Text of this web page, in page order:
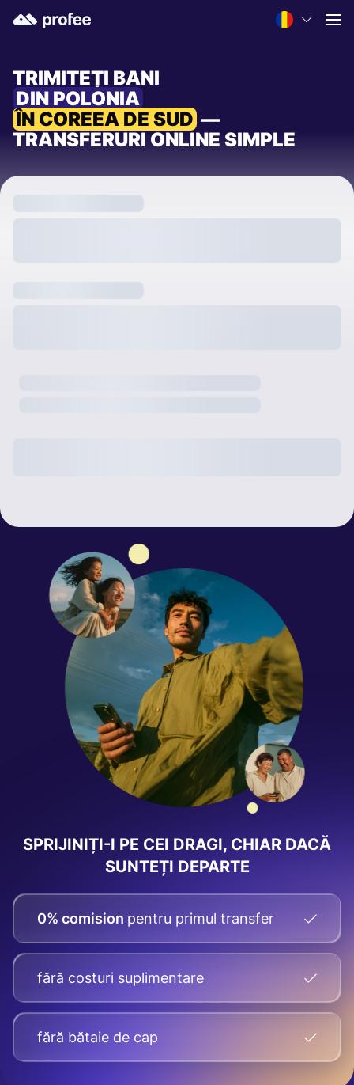
TRIMITEȚI BANI
DIN POLONIA
ÎN COREEA DE SUD —
TRANSFERURI ONLINE SIMPLE
SPRIJINIȚI-I PE CEI DRAGI, CHIAR DACĂ
SUNTEȚI DEPARTE
0% comision pentru primul transfer
fără costuri suplimentare
fără bătaie de cap